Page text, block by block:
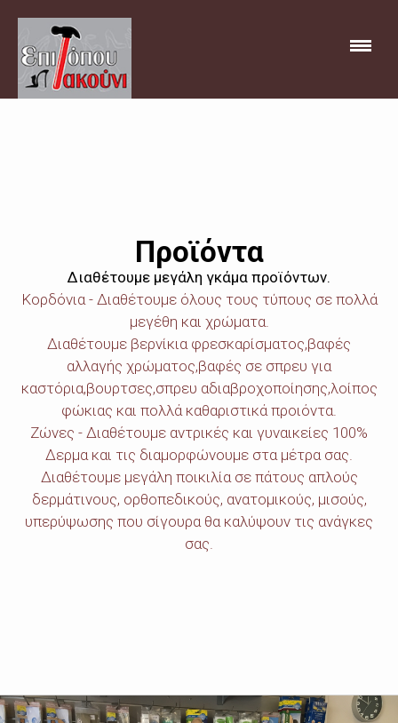
ΕΠΙΚΟΙΝΩΝΙΑ
Προϊόντα
Διαθέτουμε μεγάλη γκάμα προϊόντων.
Κορδόνια - Διαθέτουμε όλους τους τύπους σε πολλά
μεγέθη και χρώματα.
Διαθέτουμε βερνίκια φρεσκαρίσματος,βαφές
αλλαγής χρώματος,βαφές σε σπρευ για
καστόρια,βουρτσες,σπρευ αδιαβροχοποίησης,λοίπος
φώκιας και πολλά καθαριστικά προιόντα.
Ζώνες - Διαθέτουμε αντρικές και γυναικείες 100%
Δερμα και τις διαμορφώνουμε στα μέτρα σας.
Διαθέτουμε μεγάλη ποικιλία σε πάτους απλούς
δερμάτινους, ορθοπεδικούς, ανατομικούς, μισούς,
υπερύψωσης που σίγουρα θα καλύψουν τις ανάγκες
σας.